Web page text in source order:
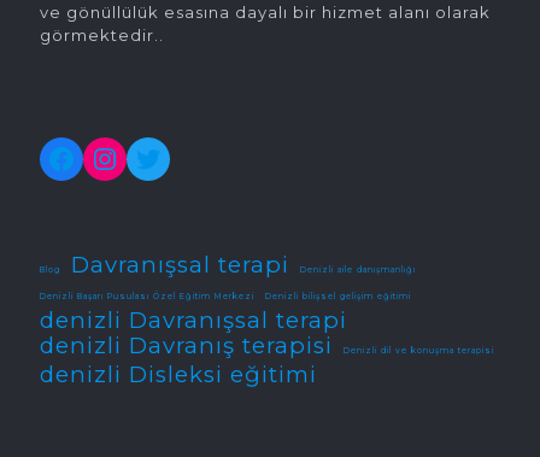
ve gönüllülük esasına dayalı bir hizmet alanı olarak
görmektedir..
Facebook
Instagram
Twitter
Blog Davranışsal terapi Denizli aile danışmanlığı
Denizli Başarı Pusulası Özel Eğitim Merkezi Denizli bilişsel gelişim eğitimi
denizli Davranışsal terapi
denizli Davranış terapisi
Denizli dil ve konuşma terapisi
denizli Disleksi eğitimi